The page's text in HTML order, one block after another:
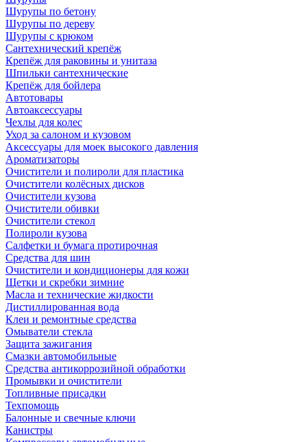
Шурупы по бетону
Шурупы по дереву
Шурупы с крюком
Сантехнический крепёж
Крепёж для раковины и унитаза
Шпильки сантехнические
Крепёж для бойлера
Автотовары
Автоаксессуары
Чехлы для колес
Уход за салоном и кузовом
Аксессуары для моек высокого давления
Ароматизаторы
Очистители и полироли для пластика
Очистители колёсных дисков
Очистители кузова
Очистители обивки
Очистители стекол
Полироли кузова
Салфетки и бумага протирочная
Средства для шин
Очистители и кондиционеры для кожи
Щетки и скребки зимние
Масла и технические жидкости
Дистиллированная вода
Клеи и ремонтные средства
Омыватели стекла
Защита зажигания
Смазки автомобильные
Средства антикоррозийной обработки
Промывки и очистители
Топливные присадки
Техпомощь
Балонные и свечные ключи
Канистры